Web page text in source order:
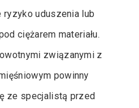
uduszenia lub
ciężarem materiału.
związanymi z
powinny
ze specjalistą przed